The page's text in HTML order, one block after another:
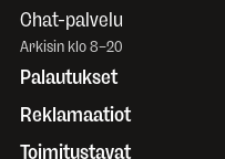
Chat-palvelu
Arkisin klo 8–20
Palautukset
Reklamaatiot
Toimitustavat